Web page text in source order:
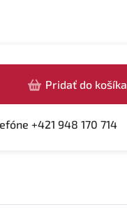
Pridať do košíka
+421 948 170 714